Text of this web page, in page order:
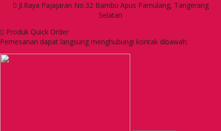
Jl.Raya Pajajaran No.32 Bambu Apus Pamulang, Tangerang
Selatan
Produk Quick Order
Pemesanan dapat langsung menghubungi kontak dibawah: